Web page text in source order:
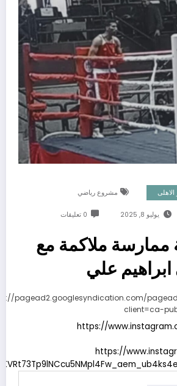
الاهلى مشروع رياضي
يوليو 8, 2025 0 تعليقات
ممارسة ملاكمة مع
علي
pagead2.googlesyndication.com/
client=ca-
https://
https://